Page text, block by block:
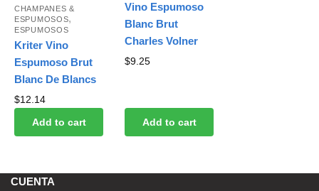
CHAMPANES &
ESPUMOSOS,
ESPUMOSOS
Kriter Vino
Espumoso Brut
Blanc De Blancs
$12.14
Add to cart
Vino Espumoso
Blanc Brut
Charles Volner
$9.25
Add to cart
CUENTA